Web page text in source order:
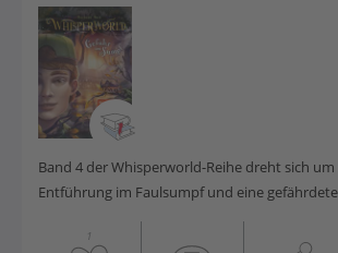
Band 4 der Whisperworld-Reihe dreht sich
Entführung im Faulsumpf und eine
1